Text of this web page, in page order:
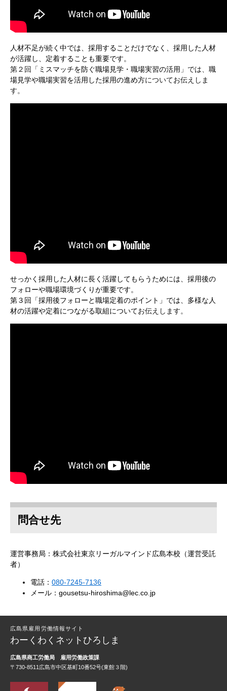
人材不足が続く中では、採用することだけでなく、採用した人材
が活躍し、定着することも重要です。​
第２回「 ミスマッチを防ぐ職場見学・職場実習の活用​ 」では、 職
場見学や職場実習を活用した採用の進め方​についてお伝えしま
す。
せっかく採用した人材に長く活躍してもらうためには、採用後の
フォローや職場環境づくりが重要です。
第３回「採用後フォローと職場定着のポイント」では、多様な人
材の活躍や定着につながる取組についてお伝えします。
問合せ先
運営事務局：株式会社東京リーガルマインド広島本校（運営受託
者）
電話： 080-7245-7136
メール： gousetsu-hiroshima@lec.co.jp
広島県雇用労働情報サイト
わーくわくネットひろしま
広島県商工労働局
雇用労働政策課
〒730-8511広島市中区基町10番52号(東館３階)